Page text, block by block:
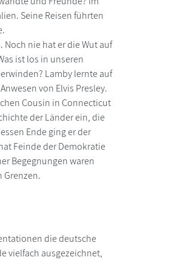
Seine Reisen führten
nie hat er die Wut auf
ist los in unseren
Lamby lernte auf
von Elvis Presley.
Cousin in Connecticut
der Länder ein, die
Ende ging er der
Feinde der Demokratie
Begegnungen waren
Grenzen.
die deutsche
vielfach ausgezeichnet,